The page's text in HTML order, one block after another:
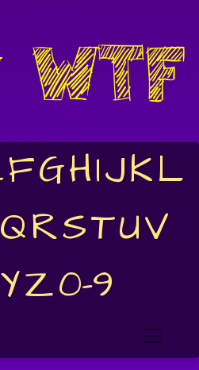
FGHIJKL
QRSTUV
YZ0-9